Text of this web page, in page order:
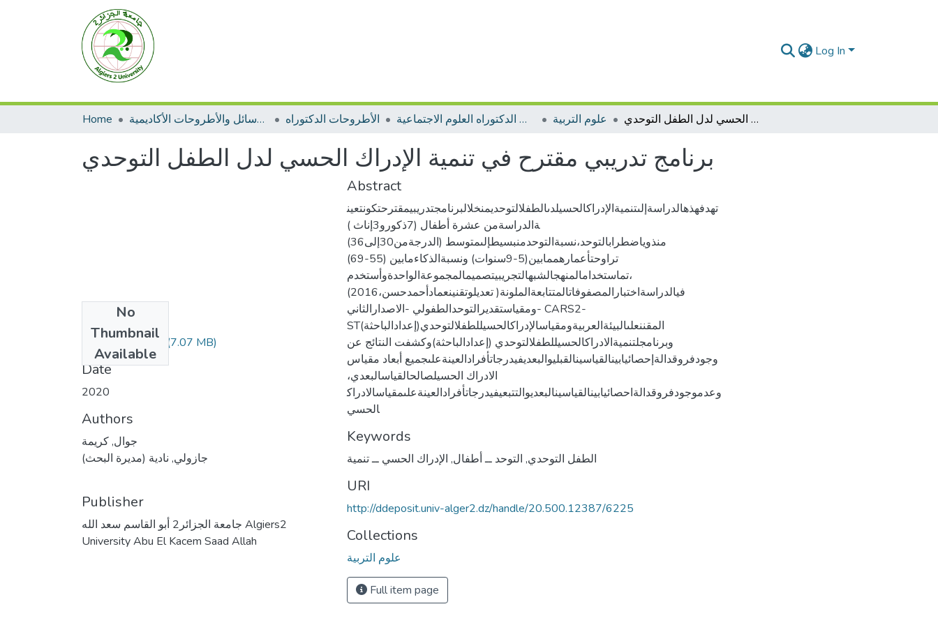
Log In
Home الرسائل والأطروحات الأكاديمية الأطروحات الدكتوراه الأطروحات الدكتوراه العلوم الاجتماعية علوم التربية برنامج تدريبي مقترح في تنمية الإدراك الحسي لدل الطفل التوحدي
برنامج تدريبي مقترح في تنمية الإدراك الحسي لدل الطفل التوحدي
No
Thumbnail
Available
نسخة المذكرة.pdf (7.07 MB)
Date
2020
Authors
جوال, كريمة
جازولي, نادية (مديرة البحث)
Publisher
جامعة الجزائر2 أبو القاسم سعد الله Algiers2
University Abu El Kacem Saad Allah
Abstract
تهدفهذهالدراسةإلىتنميةالإدراكالحسيلدىالطفلالتوحديمنخلالبرنامجتدريبيمقترحتكونتعين
ةالدراسةمن عشرة أطفال (7ذكورو3إناث )
منذوياضطرابالتوحد،نسبةالتوحدمنبسيطإلىمتوسط (الدرجةمن30إلى36)
تراوحتأعمارهممابين(5-9سنوات) ونسبةالذكاءمابين (55-69)
،تماستخدامالمنهجالشبهالتجريبيتصميمالمجموعةالواحدةوأستخدم
فيالدراسةاختبارالمصفوفاتالمتتابعةالملونة( تعديلوتقنينعمادأحمدحسن،2016)
ومقياستقديرالتوحدالطفولي -الاصدارالثاني- CARS2-
STالمقننعلىالبيئةالعربيةومقياسالإدراكالحسيللطفلالتوحدي(إعدادالباحثة)
وبرنامجلتنميةالادراكالحسيللطفلالتوحدي (إعدادالباحثة)وكشفت النتائج عن
وجودفروقدالةإحصائيابينالقياسينالقبليوالبعديفيدرجاتأفرادالعينةعلىجميع أبعاد مقياس
الادراك الحسيلصالحالقياسالبعدي،
وعدموجودفروقدالةاحصائيابينالقياسينالبعديوالتتبعيفيدرجاتأفرادالعينةعلىمقياسالادراك
الحسي
Keywords
الطفل التوحدي, التوحد ــ أطفال, الإدراك الحسي ــ تنمية
URI
http://ddeposit.univ-alger2.dz/handle/20.500.12387/6225
Collections
علوم التربية
Full item page